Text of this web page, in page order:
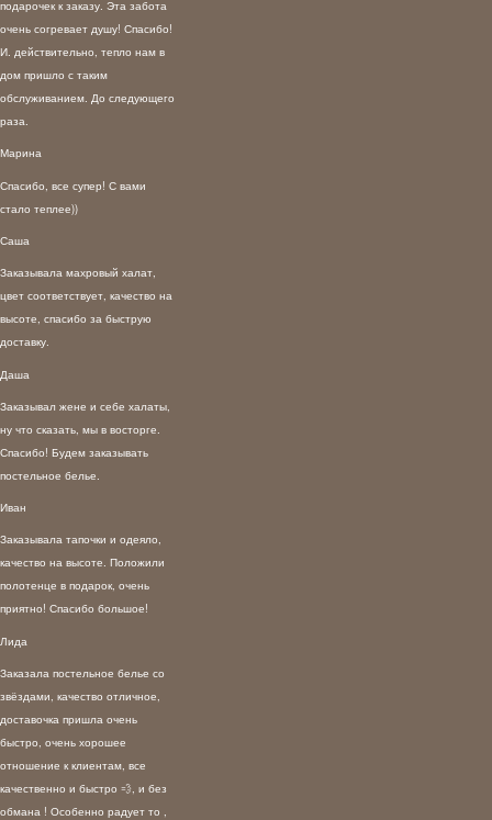
подарочек к заказу. Эта забота
очень согревает душу! Спасибо!
И. действительно, тепло нам в
дом пришло с таким
обслуживанием. До следующего
раза.
Марина
Спасибо, все супер! С вами
стало теплее))
Саша
Заказывала махровый халат,
цвет соответствует, качество на
высоте, спасибо за быструю
доставку.
Даша
Заказывал жене и себе халаты,
ну что сказать, мы в восторге.
Спасибо! Будем заказывать
постельное белье.
Иван
Заказывала тапочки и одеяло,
качество на высоте. Положили
полотенце в подарок, очень
приятно! Спасибо большое!
Лида
Заказала постельное белье со
звёздами, качество отличное,
доставочка пришла очень
быстро, очень хорошее
отношение к клиентам, все
качественно и быстро 💨, и без
обмана ! Особенно радует то ,